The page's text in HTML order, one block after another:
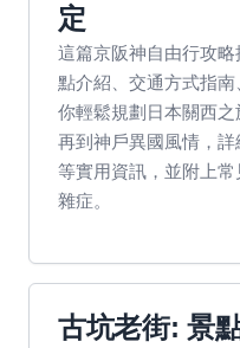
定
這篇京阪神自由行攻
點介紹、交通方式指
你輕鬆規劃日本關西
再到神戶異國風情，
等實用資訊，並附上
雜症。
古坑老街: 景